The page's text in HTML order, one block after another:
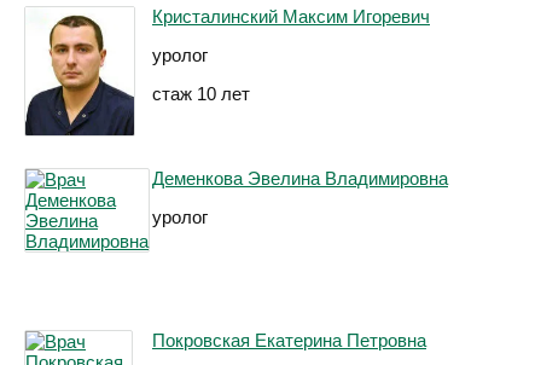
Кристалинский Максим Игоревич
уролог
стаж 10 лет
Деменкова Эвелина Владимировна
уролог
Покровская Екатерина Петровна